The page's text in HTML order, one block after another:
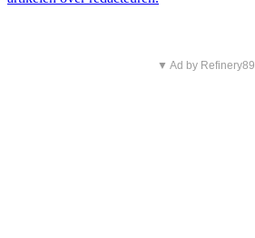
▼ Ad by Refinery89